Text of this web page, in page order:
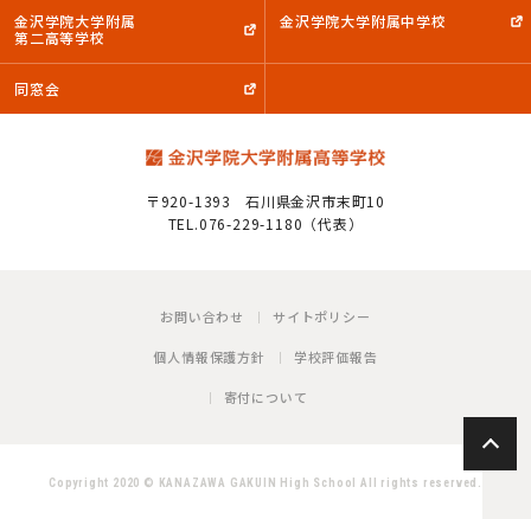
金沢学院大学附属
第二高等学校
金沢学院大学附属中学校
同窓会
〒920-1393
石川県金沢市末町10
TEL.076-229-1180（代表）
お問い合わせ サイトポリシー
個人情報保護方針 学校評価報告
寄付について
Copyright 2020 © KANAZAWA GAKUIN High School All rights reserved.